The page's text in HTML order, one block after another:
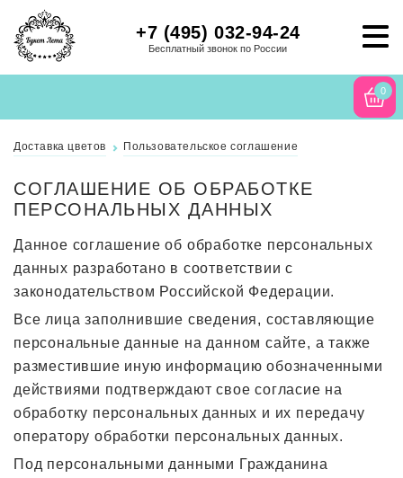
+7 (495) 032-94-24
Бесплатный звонок по России
0
Доставка цветов Пользовательское соглашение
СОГЛАШЕНИЕ ОБ ОБРАБОТКЕ
ПЕРСОНАЛЬНЫХ ДАННЫХ
Данное соглашение об обработке персональных
данных разработано в соответствии с
законодательством Российской Федерации.
Все лица заполнившие сведения, составляющие
персональные данные на данном сайте, а также
разместившие иную информацию обозначенными
действиями подтверждают свое согласие на
обработку персональных данных и их передачу
оператору обработки персональных данных.
Под персональными данными Гражданина